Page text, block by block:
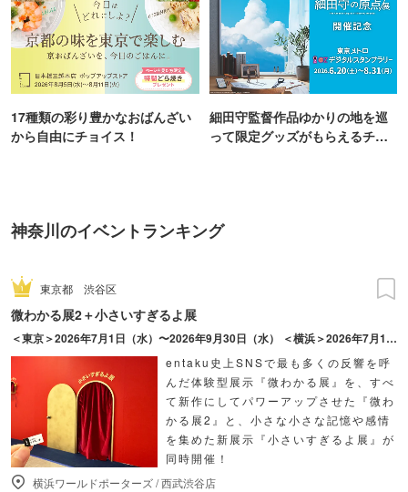
17種類の彩り豊かなおばんざい
から自由にチョイス！
細田守監督作品ゆかりの地を巡
って限定グッズがもらえるチャ
神奈川のイベントランキング
東京都 渋谷区
微わかる展2＋小さいすぎるよ展
＜東京＞2026年7月1日（水）〜2026年9月30日（水） ＜横浜＞2026年7月17日（金）〜2026年10月18日（日）
entaku史上SNSで最も多くの反響を呼
んだ体験型展示『微わかる展』を、すべ
て新作にしてパワーアップさせた『微わ
かる展2』と、小さな小さな記憶や感情
を集めた新展示『小さいすぎるよ展』が
同時開催！
横浜ワールドポーターズ/西武渋谷店